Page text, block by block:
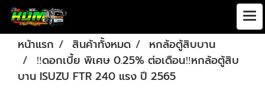
หน้าแรก สินค้าทั้งหมด
หกล้อตู้สิบบาน
‼️ดอกเบี้ย พิเศษ 0.25% ต่อเดือน‼️หกล้อตู้สิบ
บาน ISUZU FTR 240 แรง ปี 2565